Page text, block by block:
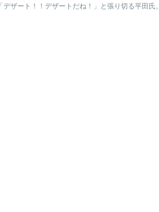
「デザート！！デザートだね！」と張り切る平田氏。